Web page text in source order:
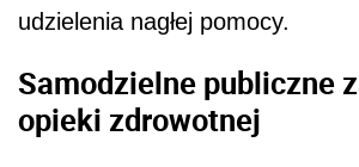
udzielenia nagłej pomocy.
Samodzielne publiczne
opieki zdrowotnej